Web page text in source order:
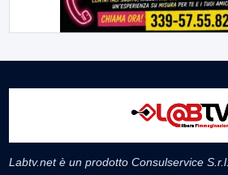
Labtv.net è un prodotto Consulservice S.r.l.